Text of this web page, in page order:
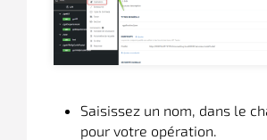
Saisissez un nom, dans le
pour votre opération.